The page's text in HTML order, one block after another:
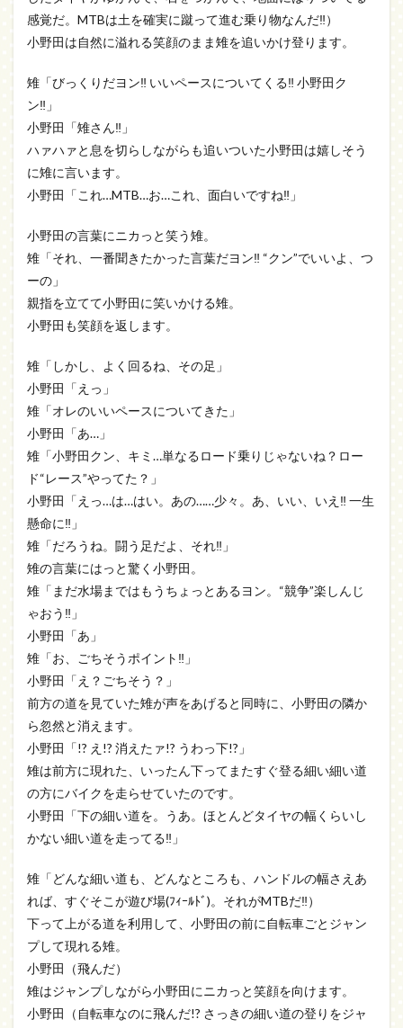
感覚だ。MTBは土を確実に蹴って進む乗り物なんだ‼）
小野田は自然に溢れる笑顔のまま雉を追いかけ登ります。
雉「びっくりだヨン‼ いいペースについてくる‼ 小野田ク
ン‼」
小野田「雉さん‼」
ハァハァと息を切らしながらも追いついた小野田は嬉しそう
に雉に言います。
小野田「これ…MTB…お…これ、面白いですね‼」
小野田の言葉にニカっと笑う雉。
雉「それ、一番聞きたかった言葉だヨン‼ “クン”でいいよ、つ
ーの」
親指を立てて小野田に笑いかける雉。
小野田も笑顔を返します。
雉「しかし、よく回るね、その足」
小野田「えっ」
雉「オレのいいペースについてきた」
小野田「あ…」
雉「小野田クン、キミ…単なるロード乗りじゃないね？ロー
ド“レース”やってた？」
小野田「えっ…は…はい。あの……少々。あ、いい、いえ‼ 一生
懸命に‼」
雉「だろうね。闘う足だよ、それ‼」
雉の言葉にはっと驚く小野田。
雉「まだ水場まではもうちょっとあるヨン。“競争”楽しんじ
ゃおう‼」
小野田「あ」
雉「お、ごちそうポイント‼」
小野田「え？ごちそう？」
前方の道を見ていた雉が声をあげると同時に、小野田の隣か
ら忽然と消えます。
小野田「!? え!? 消えたァ!? うわっ下!?」
雉は前方に現れた、いったん下ってまたすぐ登る細い細い道
の方にバイクを走らせていたのです。
小野田「下の細い道を。うあ。ほとんどタイヤの幅くらいし
かない細い道を走ってる‼」
雉「どんな細い道も、どんなところも、ハンドルの幅さえあ
れば、すぐそこが遊び場(ﾌｨｰﾙﾄﾞ)。それがMTBだ‼）
下って上がる道を利用して、小野田の前に自転車ごとジャン
プして現れる雉。
小野田（飛んだ）
雉はジャンプしながら小野田にニカっと笑顔を向けます。
小野田（自転車なのに飛んだ!? さっきの細い道の登りをジャ